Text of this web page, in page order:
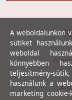
A weboldalunkon
sütiket
weboldal
könnyebben
teljesítmény-
használunk a
marketing